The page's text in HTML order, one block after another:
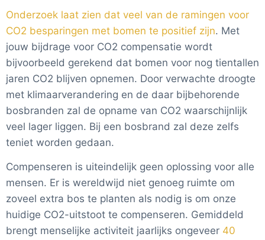
Onderzoek laat zien dat veel van de ramingen voor
CO2 besparingen met bomen te positief zijn. Met
jouw bijdrage voor CO2 compensatie wordt
bijvoorbeeld gerekend dat bomen voor nog tientallen
jaren CO2 blijven opnemen. Door verwachte droogte
met klimaarverandering en de daar bijbehorende
bosbranden zal de opname van CO2 waarschijnlijk
veel lager liggen. Bij een bosbrand zal deze zelfs
teniet worden gedaan.
Compenseren is uiteindelijk geen oplossing voor alle
mensen. Er is wereldwijd niet genoeg ruimte om
zoveel extra bos te planten als nodig is om onze
huidige CO2-uitstoot te compenseren. Gemiddeld
brengt menselijke activiteit jaarlijks ongeveer 40